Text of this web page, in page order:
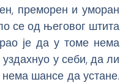
преморен и уморан
се од његовог штита
је да у томе нема
у себи, да ли
нема шансе да устане.